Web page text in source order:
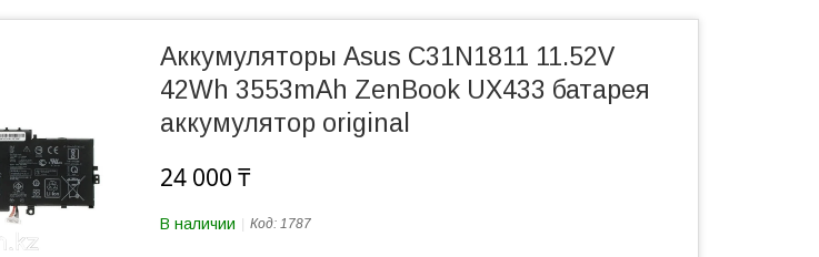
Аккумуляторы Asus C31N1811 11.52V
42Wh 3553mAh ZenBook UX433 батарея
аккумулятор original
24 000 ₸
В наличии Код: 1787